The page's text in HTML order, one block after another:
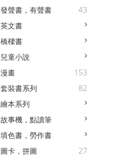
發聲書，有聲書
43
英文書
橋樑書
兒童小說
漫畫
153
套裝書系列 82
繪本系列
故事機，點讀筆
填色書，勞作書
圖卡，拼圖
27